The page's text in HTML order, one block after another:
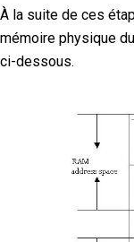
À la suite de ces
mémoire physique
ci-dessous.